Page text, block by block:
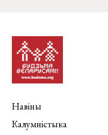
Навіны
Калумністыка